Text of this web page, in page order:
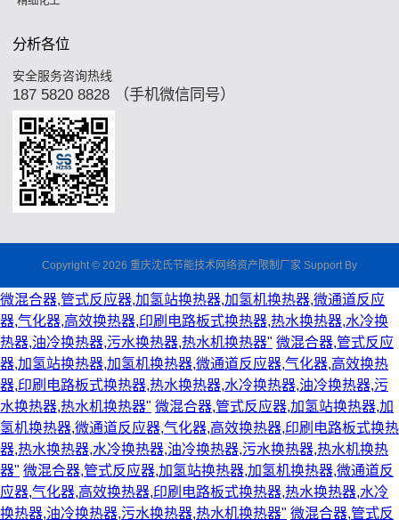
分析各位
安全服务咨询热线
187 5820 8828 （手机微信同号）
Copyright © 2026 重庆沈氏节能技术网络资产限制厂家 Support By
微混合器,管式反应器,加氢站换热器,加氢机换热器,微通道反应
器,气化器,高效换热器,印刷电路板式换热器,热水换热器,水冷换
热器,油冷换热器,污水换热器,热水机换热器" 微混合器,管式反应
器,加氢站换热器,加氢机换热器,微通道反应器,气化器,高效换热
器,印刷电路板式换热器,热水换热器,水冷换热器,油冷换热器,污
水换热器,热水机换热器" 微混合器,管式反应器,加氢站换热器,加
氢机换热器,微通道反应器,气化器,高效换热器,印刷电路板式换热
器,热水换热器,水冷换热器,油冷换热器,污水换热器,热水机换热
器" 微混合器,管式反应器,加氢站换热器,加氢机换热器,微通道反
应器,气化器,高效换热器,印刷电路板式换热器,热水换热器,水冷
换热器,油冷换热器,污水换热器,热水机换热器" 微混合器,管式反